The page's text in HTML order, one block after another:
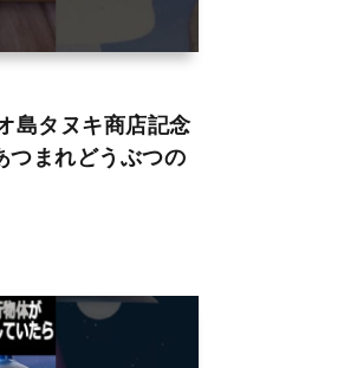
島タヌキ商店記念
つまれどうぶつの